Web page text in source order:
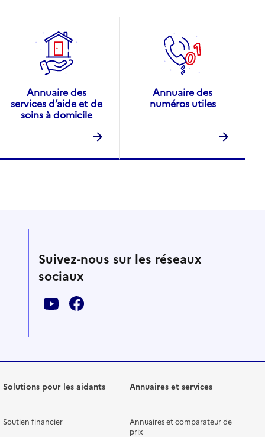
Annuaire des
services d’aide et de
soins à domicile
Annuaire des
numéros utiles
Suivez-nous sur les réseaux
sociaux
Solutions pour les aidants
Soutien financier
Annuaires et services
Annuaires et comparateur de
prix